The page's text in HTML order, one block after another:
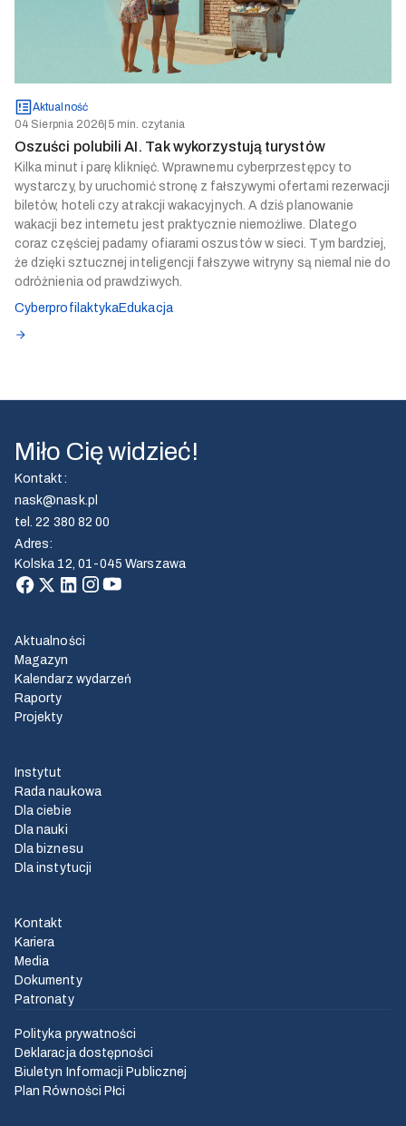
Aktualność
04 Sierpnia 2026 5 min. czytania
Oszuści polubili AI. Tak wykorzystują turystów
Kilka minut i parę kliknięć. Wprawnemu cyberprzestępcy to
wystarczy, by uruchomić stronę z fałszywymi ofertami rezerwacji
biletów, hoteli czy atrakcji wakacyjnych. A dziś planowanie
wakacji bez internetu jest praktycznie niemożliwe. Dlatego
coraz częściej padamy ofiarami oszustów w sieci. Tym bardziej,
że dzięki sztucznej inteligencji fałszywe witryny są niemal nie do
odróżnienia od prawdziwych.
CyberprofilaktykaEdukacja
Miło Cię widzieć!
Kontakt :
nask@nask.pl
tel.22 380 82 00
Adres:
Kolska 12, 01-045 Warszawa
Aktualności
Magazyn
Kalendarz wydarzeń
Raporty
Projekty
Instytut
Rada naukowa
Dla ciebie
Dla nauki
Dla biznesu
Dla instytucji
Kontakt
Kariera
Media
Dokumenty
Patronaty
Polityka prywatności
Deklaracja dostępności
Biuletyn Informacji Publicznej
Plan Równości Płci